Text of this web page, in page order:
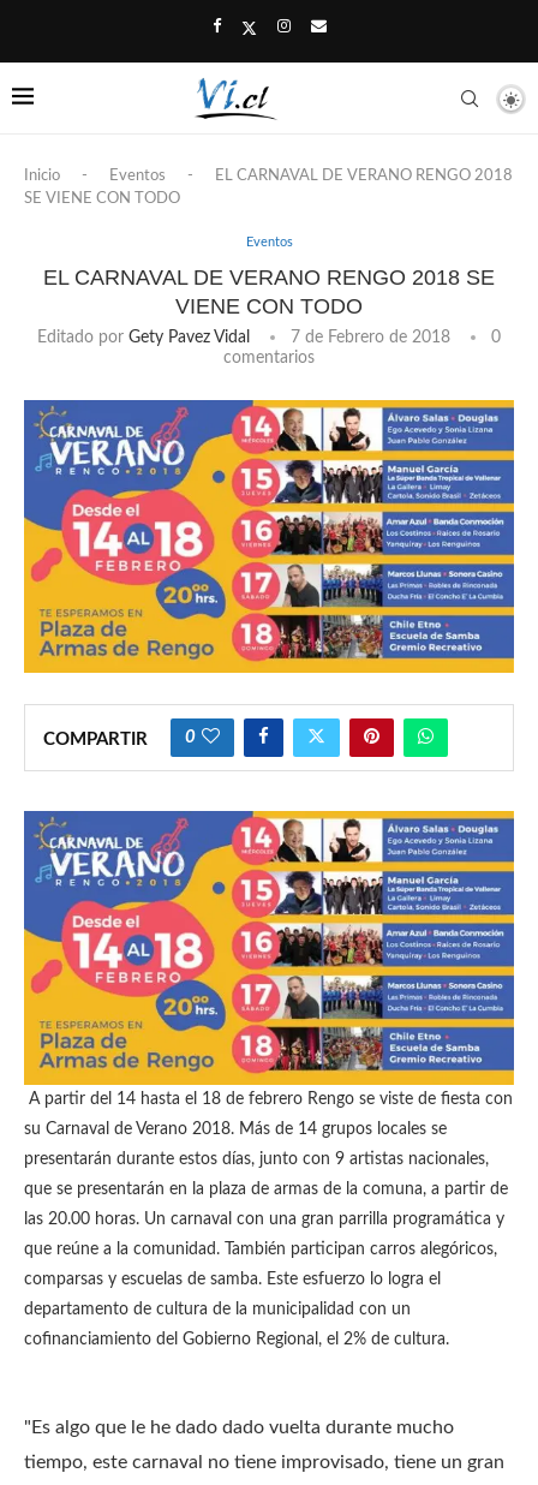
Inicio - Eventos -
EL CARNAVAL DE VERANO RENGO 2018
SE VIENE CON TODO
Eventos
EL CARNAVAL DE VERANO RENGO 2018 SE
VIENE CON TODO
Editado por Gety Pavez Vidal 7 de Febrero de 2018
0
comentarios
COMPARTIR 0
A partir del 14 hasta el 18 de febrero Rengo se viste de fiesta con
su Carnaval de Verano 2018. Más de 14 grupos locales se
presentarán durante estos días, junto con 9 artistas nacionales,
que se presentarán en la plaza de armas de la comuna, a partir de
las 20.00 horas. Un carnaval con una gran parrilla programática y
que reúne a la comunidad.
También participan carros alegóricos,
comparsas y escuelas de samba. Este esfuerzo lo logra el
departamento de cultura de la municipalidad con un
cofinanciamiento del Gobierno Regional, el 2% de cultura.
"Es algo que le he dado dado vuelta durante mucho
tiempo, este carnaval no tiene improvisado, tiene un gran